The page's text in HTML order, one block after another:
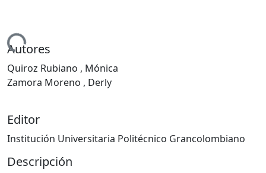
Autores
Quiroz Rubiano , Mónica
Zamora Moreno , Derly
Editor
Institución Universitaria Politécnico Grancolombiano
Descripción